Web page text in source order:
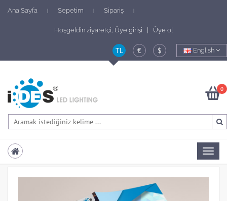
Ana Sayfa Sepetim Sipariş
Hoşgeldin ziyaretçi, Üye girişi | Üye ol
English
TL € $
0